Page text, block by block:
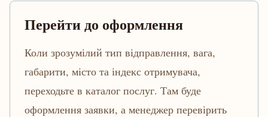
Перейти до оформлення
Коли зрозумілий тип відправлення, вага,
габарити, місто та індекс отримувача,
переходьте в каталог послуг. Там буде
оформлення заявки, а менеджер перевірить